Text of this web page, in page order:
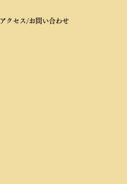
アクセス/お問い合わせ